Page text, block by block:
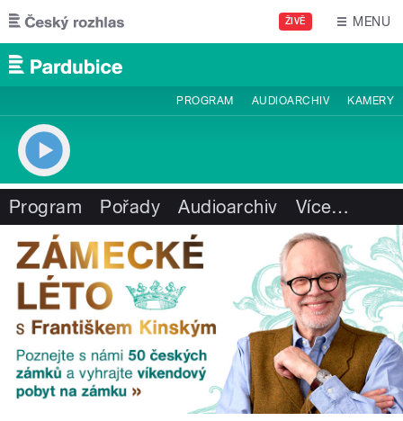
Přejít k hlavnímu obsahu
ŽIVĚ MENU
PROGRAM AUDIOARCHIV KAMERY
Program Pořady Audioarchiv Více…